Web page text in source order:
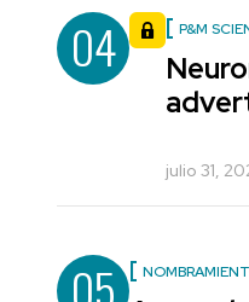
04 P&M
julio 31,